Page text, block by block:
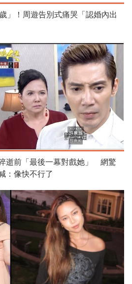
」！周遊告別式痛哭「認婚內出
逝前「最後一幕對戲她」 網驚
：像快不行了